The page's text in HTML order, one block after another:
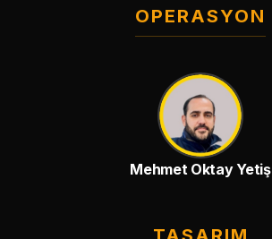
OPERASYON
Mehmet Oktay Yetiş